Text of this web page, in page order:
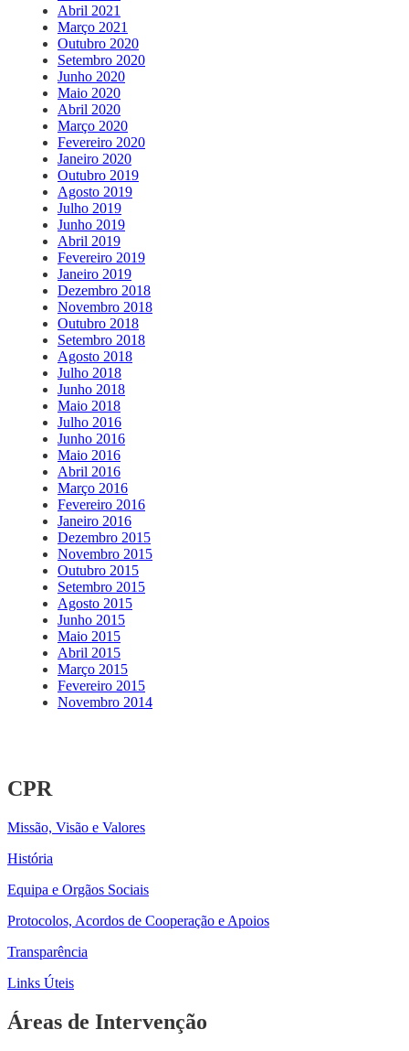
Abril 2021
Março 2021
Outubro 2020
Setembro 2020
Junho 2020
Maio 2020
Abril 2020
Março 2020
Fevereiro 2020
Janeiro 2020
Outubro 2019
Agosto 2019
Julho 2019
Junho 2019
Abril 2019
Fevereiro 2019
Janeiro 2019
Dezembro 2018
Novembro 2018
Outubro 2018
Setembro 2018
Agosto 2018
Julho 2018
Junho 2018
Maio 2018
Julho 2016
Junho 2016
Maio 2016
Abril 2016
Março 2016
Fevereiro 2016
Janeiro 2016
Dezembro 2015
Novembro 2015
Outubro 2015
Setembro 2015
Agosto 2015
Junho 2015
Maio 2015
Abril 2015
Março 2015
Fevereiro 2015
Novembro 2014
CPR
Missão, Visão e Valores
História
Equipa e Orgãos Sociais
Protocolos, Acordos de Cooperação e Apoios
Transparência
Links Úteis
Áreas de Intervenção